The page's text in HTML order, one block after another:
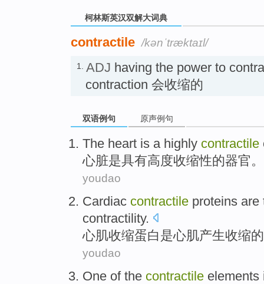
柯林斯英汉双解大词典
contractile /kənˈtræktaɪl/
1. ADJ having the power to
contraction 会收缩的
双语例句 原声例句
The heart is a highly contractile
心脏是具有高度收缩性的器官。
youdao
Cardiac contractile proteins are
contractility.
心肌收缩蛋白 是心肌产生收缩的
youdao
One of the contractile elements